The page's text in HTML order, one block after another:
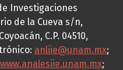
Investigaciones
de la Cueva s/n,
C.P. 04510,
anliie@unam.mx;
;